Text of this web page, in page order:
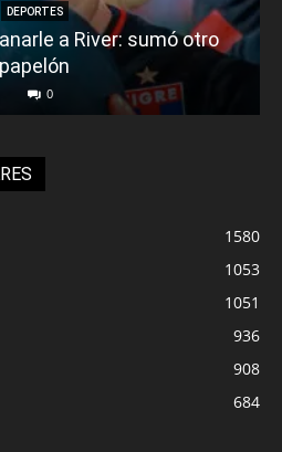
DEPORTES
a River: sumó otro
papelón
0
1580
1053
1051
936
908
684